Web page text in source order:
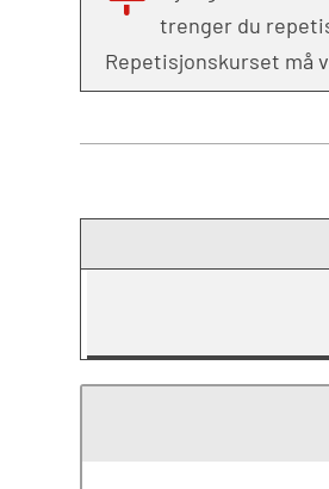
trenger du
Repetisjonskurset må